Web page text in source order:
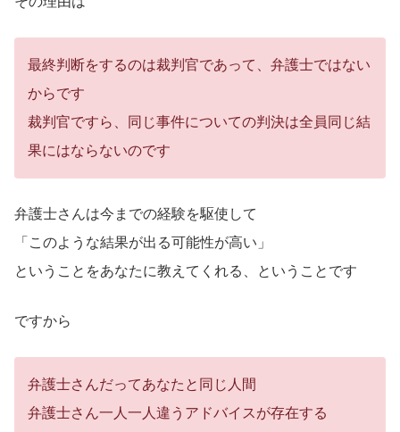
最終判断をするのは裁判官であって、弁護士ではない
からです
裁判官ですら、同じ事件についての判決は全員同じ結
果にはならないのです
弁護士さんは今までの経験を駆使して
「このような結果が出る可能性が高い」
ということをあなたに教えてくれる、ということです
ですから
弁護士さんだってあなたと同じ人間
弁護士さん一人一人違うアドバイスが存在する